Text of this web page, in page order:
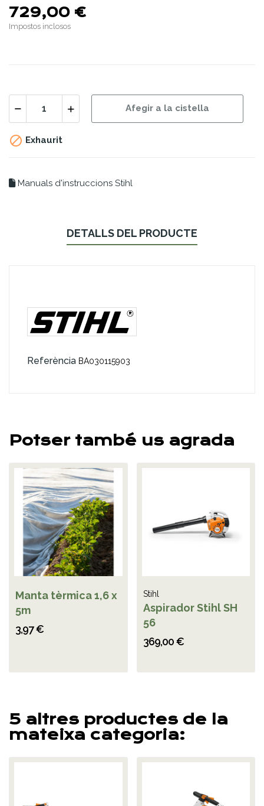
729,00 €
Impostos inclosos
Afegir a la cistella
 Exhaurit
Manuals d'instruccions Stihl
DETALLS DEL PRODUCTE
Referència BA030115903
Potser també us agrada
Manta tèrmica 1,6 x
5m
3,97 €
Stihl
Aspirador Stihl SH
56
369,00 €
5 altres productes de la
mateixa categoria: